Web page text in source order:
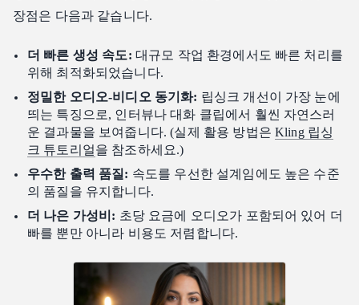
장점은 다음과 같습니다.
더 빠른 생성 속도: 대규모 작업 환경에서도 빠른 처리를
위해 최적화되었습니다.
정밀한 오디오-비디오 동기화: 립싱크 개선이 가장 눈에
띄는 특징으로, 인터뷰나 대화 클립에서 훨씬 자연스러
운 결과물을 보여줍니다. (실제 활용 방법은Kling 립싱
크 튜토리얼을 참조하세요.)
우수한 출력 품질: 속도를 우선한 설계임에도 높은 수준
의 품질을 유지합니다.
더 나은 가성비: 초당 요금에 오디오가 포함되어 있어 더
빠를 뿐만 아니라 비용도 저렴합니다.